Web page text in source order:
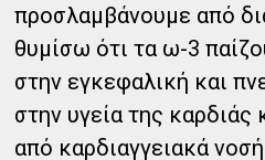
προσλαμβάνουμε από
θυμίσω ότι τα ω-3
στην εγκεφαλική και
στην υγεία της καρδιάς
από καρδιαγγειακά